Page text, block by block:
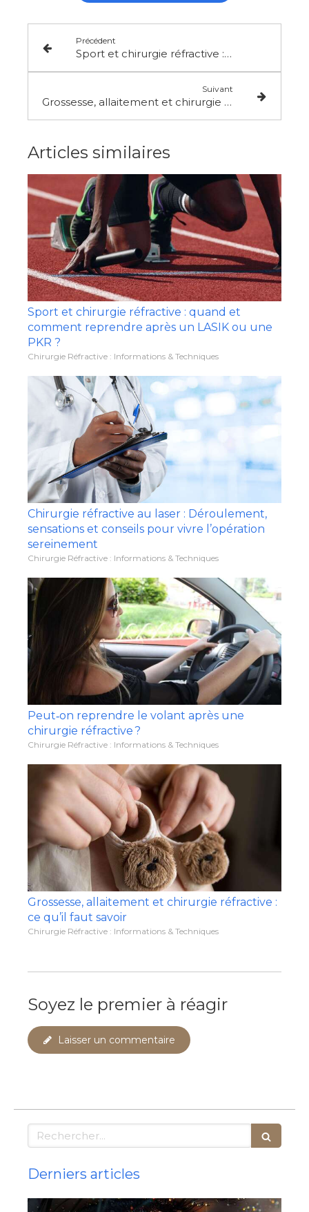
Précédent
Sport et chirurgie réfractive : quand et comment reprendre après un LASIK ou une PKR ?
Suivant
Grossesse, allaitement et chirurgie réfractive : ce qu’il faut savoir
Articles similaires
Sport et chirurgie réfractive : quand et
comment reprendre après un LASIK ou une
PKR ?
Chirurgie Réfractive : Informations & Techniques
Chirurgie réfractive au laser : Déroulement,
sensations et conseils pour vivre l’opération
sereinement
Chirurgie Réfractive : Informations & Techniques
Peut‑on reprendre le volant après une
chirurgie réfractive ?
Chirurgie Réfractive : Informations & Techniques
Grossesse, allaitement et chirurgie réfractive :
ce qu’il faut savoir
Chirurgie Réfractive : Informations & Techniques
Soyez le premier à réagir
Laisser un commentaire
Rechercher
Derniers articles